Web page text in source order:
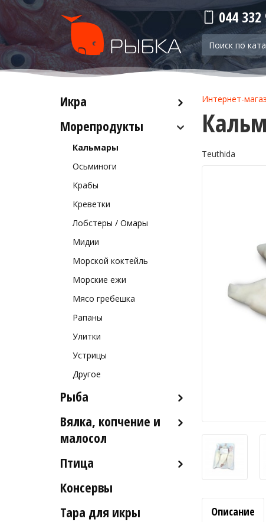
044 332
Икра
Красная икра
Морепродукты
Кальмары
Осьминоги
Крабы
Креветки
Лобстеры / Омары
Мидии
Морской коктейль
Морские ежи
Мясо гребешка
Рапаны
Улитки
Устрицы
Другое
Рыба
Рыба деликатесных сортов
Рыба столовых сортов
Вялка, копчение и
малосол
Икра вяленая
Рыба слабосоленая
Рыба холодного и
Птица
Индейка
Консервы
Тара для икры
Интернет-
Teuthida
Описание